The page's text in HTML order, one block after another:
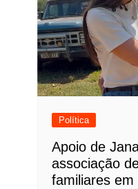
Política
Apoio de
associação
familiares em